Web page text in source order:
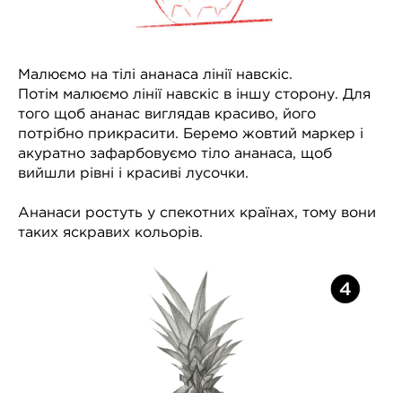
Малюємо на тілі ананаса лінії навскіс.
Потім малюємо лінії навскіс в іншу сторону. Для
того щоб ананас виглядав красиво, його
потрібно прикрасити. Беремо жовтий маркер і
акуратно зафарбовуємо тіло ананаса, щоб
вийшли рівні і красиві лусочки.
Ананаси ростуть у спекотних країнах, тому вони
таких яскравих кольорів.